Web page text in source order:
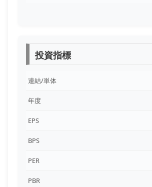
投資指標
連結/単体
年度
EPS
BPS
PER
PBR